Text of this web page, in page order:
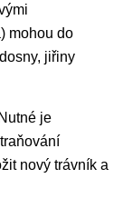
mohou do
jiřiny
je
nový trávník a